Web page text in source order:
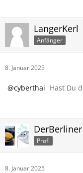
LangerKerl
Anfänger
8. Januar 2025
cyberthai Hast Du
DerBerliner
Profi
8. Januar 2025